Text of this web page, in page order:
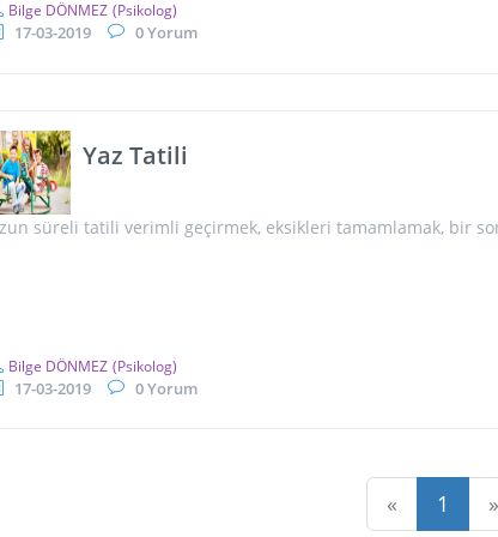
Bilge DÖNMEZ (Psikolog)
17-03-2019 0 Yorum
Yaz Tatili
süreli tatili verimli geçirmek, eksikleri tamamlamak, bir
Bilge DÖNMEZ (Psikolog)
17-03-2019 0 Yorum
« 1 »